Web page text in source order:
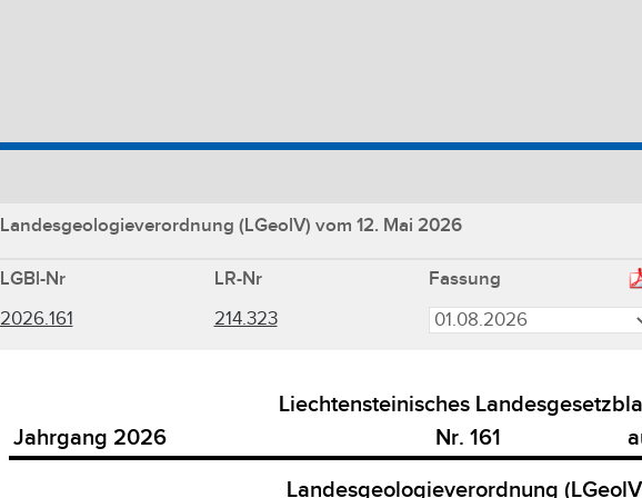
Landesgeologieverordnung (LGeolV) vom 12. Mai 2026
LGBl-Nr LR-Nr Fassung
2026.161
214.323